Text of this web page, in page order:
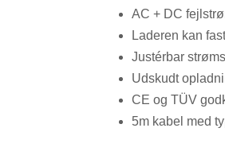
AC + DC
Laderen kan
Justérbar
Udskudt
CE og TÜV
5m kabel med